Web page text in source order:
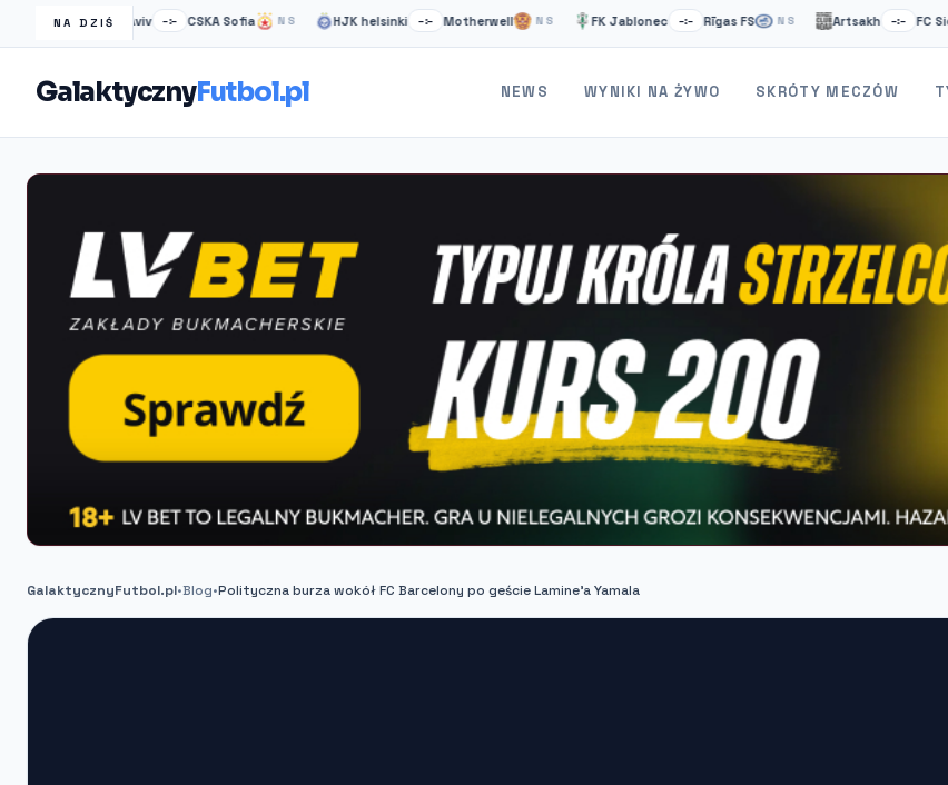
NA DZIŚ
Maccabi Tel Aviv CSKA Sofia NS HJK helsinki –:– Motherwell NS FK Jablonec –:– Rīgas FS NS Artsakh –:– FC Sion
GalaktycznyFutbol.pl NEWS WYNIKI NA ŻYWO SKRÓTY MECZÓW
GalaktycznyFutbol.pl•Blog•Polityczna burza wokół FC Barcelony po geście Lamine'a Yamala